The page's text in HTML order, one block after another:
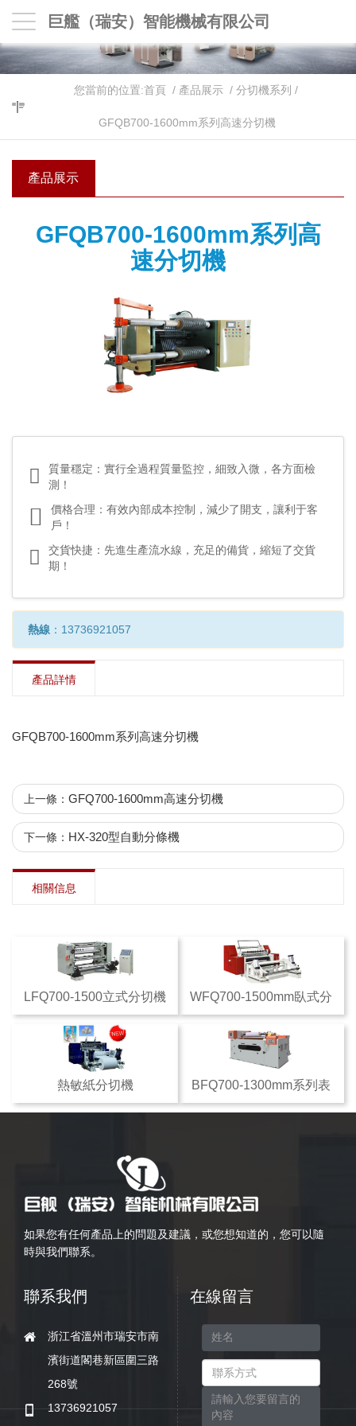
巨艦（瑞安）智能機械有限公司
您當前的位置:首頁/ 產品展示/ 分切機系列 /
GFQB700-1600mm系列高速分切機
產品展示
GFQB700-1600mm系列高
速分切機
質量穩定：實行全過程質量監控，細致入微，各方面檢
測！
價格合理：有效內部成本控制，減少了開支，讓利于客
戶！
交貨快捷：先進生產流水線，充足的備貨，縮短了交貨
期！
熱線 ：13736921057
產品詳情
GFQB700-1600mm系列高速分切機
上一條： GFQ700-1600mm高速分切機
下一條： HX-320型自動分條機
相關信息
LFQ700-1500立式分切機
WFQ700-1500mm臥式分
熱敏紙分切機
BFQ700-1300mm系列表
面卷
如果您有任何產品上的問題及建議，或您想知道的，您可以隨
時與我們聯系。
聯系我們
浙江省溫州市瑞安市南
濱街道閣巷新區圍三路
268號
13736921057
在線留言